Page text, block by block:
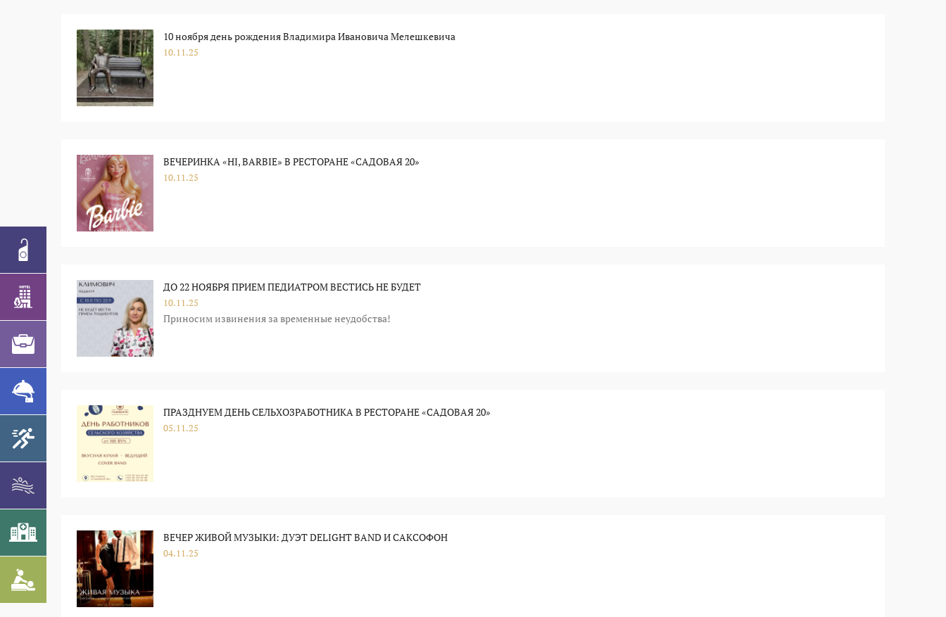
10 ноября день рождения Владимира Ивановича Мелешкевича
10.11.25
ВЕЧЕРИНКА «HI, BARBIE» В РЕСТОРАНЕ «САДОВАЯ 20»
10.11.25
ДО 22 НОЯБРЯ ПРИЕМ ПЕДИАТРОМ ВЕСТИСЬ НЕ БУДЕТ
10.11.25
Приносим извинения за временные неудобства!
ПРАЗДНУЕМ ДЕНЬ СЕЛЬХОЗРАБОТНИКА В РЕСТОРАНЕ «САДОВАЯ 20»
05.11.25
ВЕЧЕР ЖИВОЙ МУЗЫКИ: ДУЭТ DELIGHT BAND И САКСОФОН
04.11.25